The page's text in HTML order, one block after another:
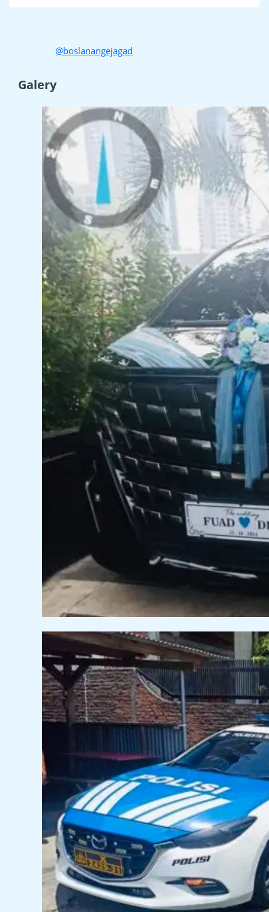
@boslanangejagad
Galery